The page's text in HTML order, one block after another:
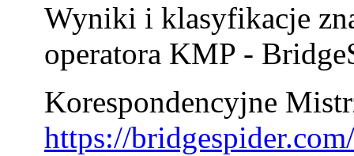
Wyniki i klasyfikacje
operatora KMP -
Korespondencyjne
https://